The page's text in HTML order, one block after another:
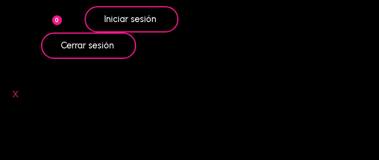
X
0 Iniciar sesión
Cerrar sesión